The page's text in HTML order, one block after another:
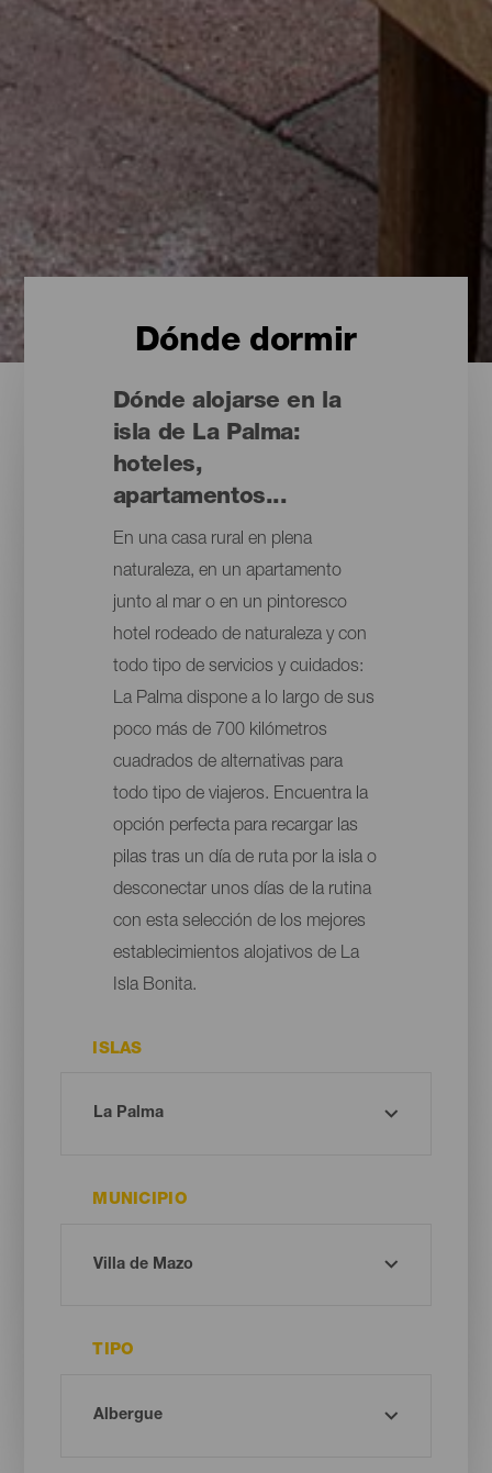
Dónde dormir
Dónde alojarse en la
isla de La Palma:
hoteles,
apartamentos...
En una casa rural en plena
naturaleza, en un apartamento
junto al mar o en un pintoresco
hotel rodeado de naturaleza y con
todo tipo de servicios y cuidados:
La Palma dispone a lo largo de sus
poco más de 700 kilómetros
cuadrados de alternativas para
todo tipo de viajeros. Encuentra la
opción perfecta para recargar las
pilas tras un día de ruta por la isla o
desconectar unos días de la rutina
con esta selección de los mejores
establecimientos alojativos de La
Isla Bonita.
ISLAS
MUNICIPIO
TIPO